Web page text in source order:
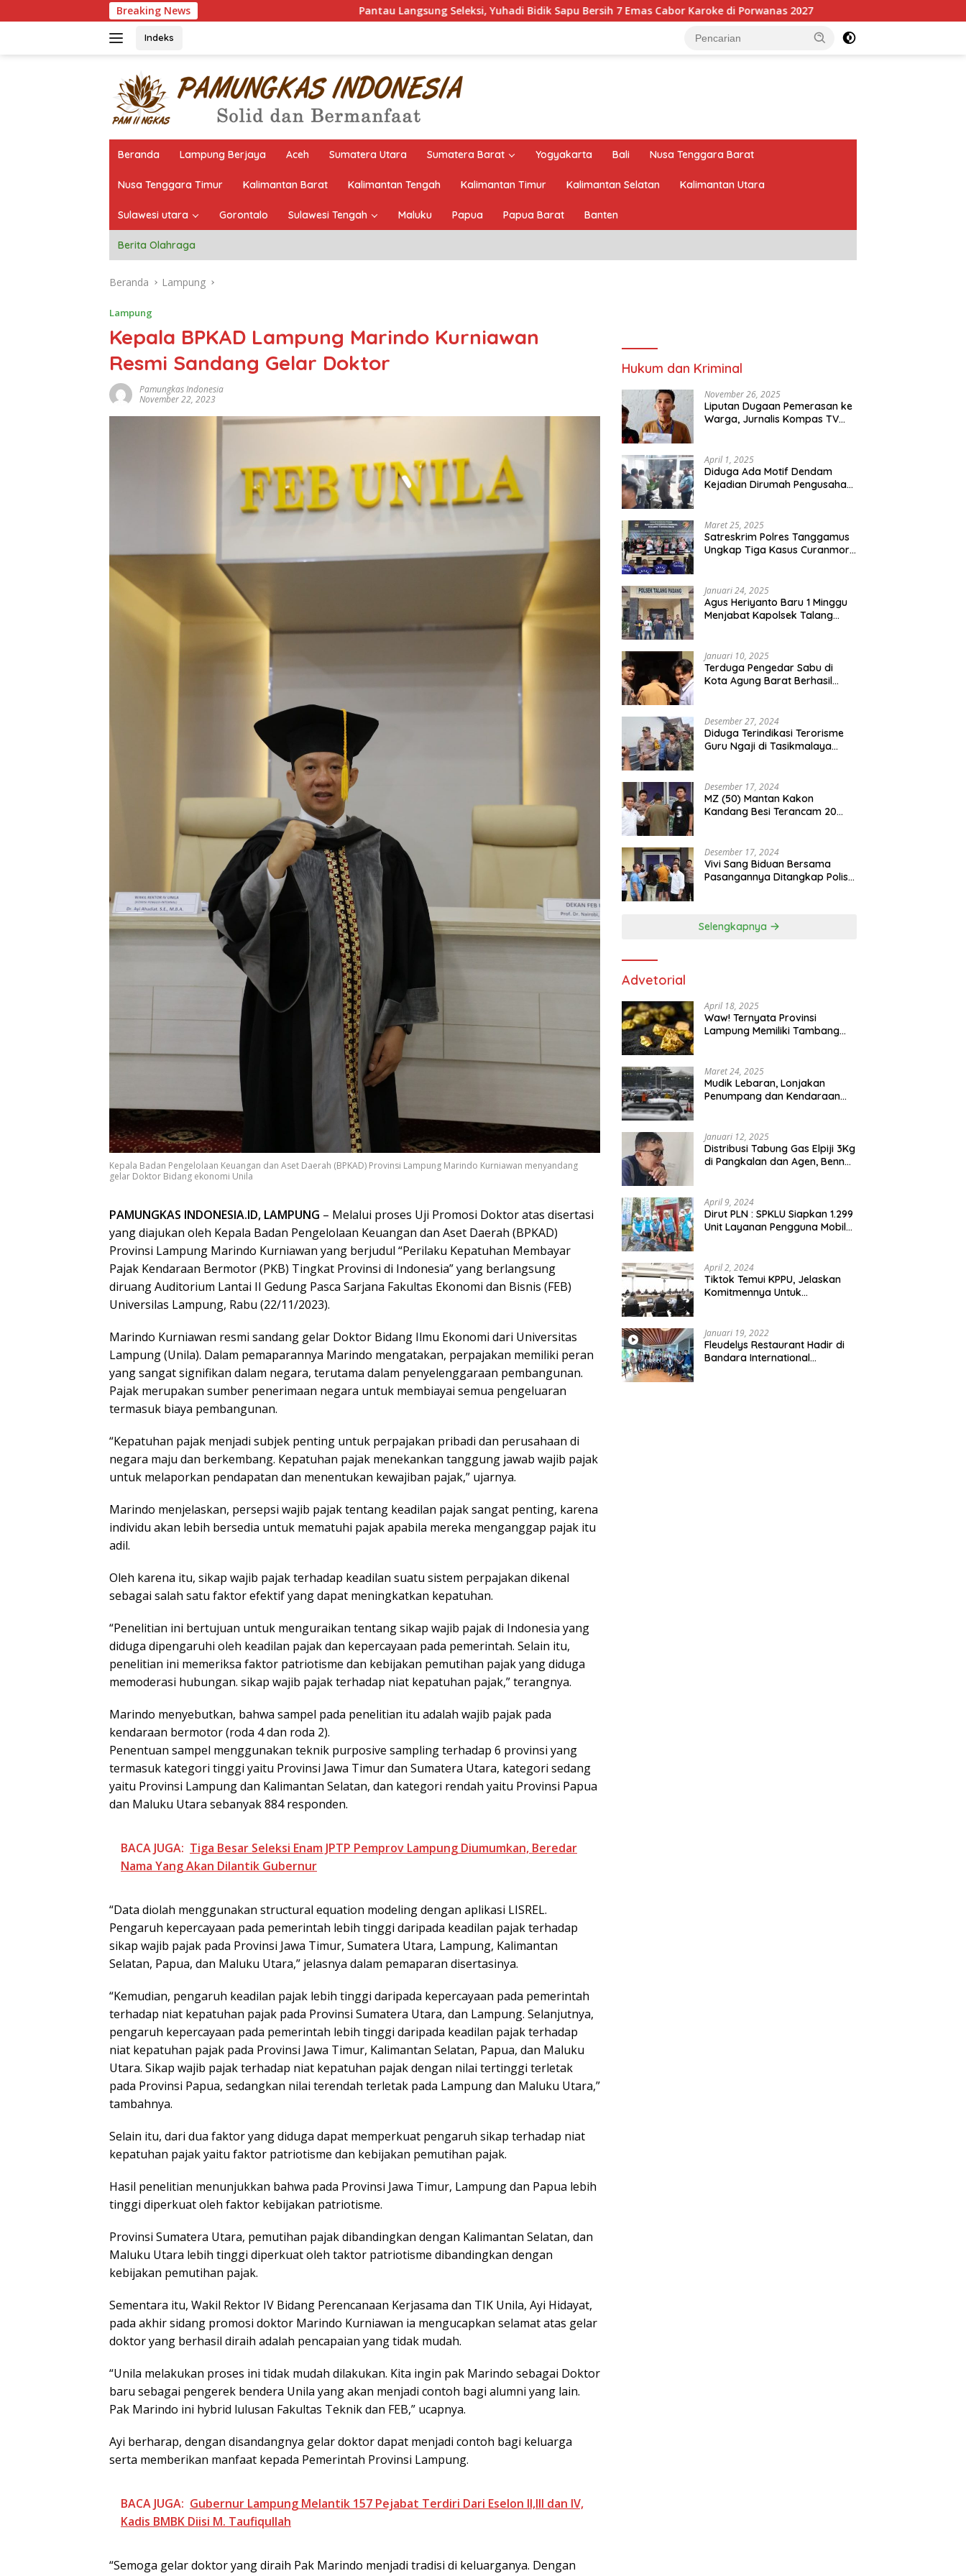
ke
Breaking News Pantau Langsung Seleksi, Yuhadi Bidik Sapu Bersih 7 Emas Cabor Karoke di Porwanas 2027 Pimpin HKTI Lampung, Mirza
Indeks
Beranda Lampung Berjaya Aceh Sumatera Utara Sumatera Barat Yogyakarta Bali Nusa Tenggara Barat
Nusa Tenggara Timur Kalimantan Barat Kalimantan Tengah Kalimantan Timur Kalimantan Selatan Kalimantan Utara
Sulawesi utara Gorontalo Sulawesi Tengah Maluku Papua Papua Barat Banten
Berita Olahraga
Beranda Lampung
Lampung
Kepala BPKAD Lampung Marindo Kurniawan
Resmi Sandang Gelar Doktor
Pamungkas Indonesia
November 22, 2023
Kepala Badan Pengelolaan Keuangan dan Aset Daerah (BPKAD) Provinsi Lampung Marindo Kurniawan menyandang
gelar Doktor Bidang ekonomi Unila
PAMUNGKAS INDONESIA.ID, LAMPUNG – Melalui proses Uji Promosi Doktor atas disertasi
yang diajukan oleh Kepala Badan Pengelolaan Keuangan dan Aset Daerah (BPKAD)
Provinsi Lampung Marindo Kurniawan yang berjudul “Perilaku Kepatuhan Membayar
Pajak Kendaraan Bermotor (PKB) Tingkat Provinsi di Indonesia” yang berlangsung
diruang Auditorium Lantai II Gedung Pasca Sarjana Fakultas Ekonomi dan Bisnis (FEB)
Universilas Lampung, Rabu (22/11/2023).
Marindo Kurniawan resmi sandang gelar Doktor Bidang Ilmu Ekonomi dari Universitas
Lampung (Unila). Dalam pemaparannya Marindo mengatakan, perpajakan memiliki peran
yang sangat signifikan dalam negara, terutama dalam penyelenggaraan pembangunan.
Pajak merupakan sumber penerimaan negara untuk membiayai semua pengeluaran
termasuk biaya pembangunan.
“Kepatuhan pajak menjadi subjek penting untuk perpajakan pribadi dan perusahaan di
negara maju dan berkembang. Kepatuhan pajak menekankan tanggung jawab wajib pajak
untuk melaporkan pendapatan dan menentukan kewajiban pajak,” ujarnya.
Marindo menjelaskan, persepsi wajib pajak tentang keadilan pajak sangat penting, karena
individu akan lebih bersedia untuk mematuhi pajak apabila mereka menganggap pajak itu
adil.
Oleh karena itu, sikap wajib pajak terhadap keadilan suatu sistem perpajakan dikenal
sebagai salah satu faktor efektif yang dapat meningkatkan kepatuhan.
“Penelitian ini bertujuan untuk menguraikan tentang sikap wajib pajak di Indonesia yang
diduga dipengaruhi oleh keadilan pajak dan kepercayaan pada pemerintah. Selain itu,
penelitian ini memeriksa faktor patriotisme dan kebijakan pemutihan pajak yang diduga
memoderasi hubungan. sikap wajib pajak terhadap niat kepatuhan pajak,” terangnya.
Marindo menyebutkan, bahwa sampel pada penelitian itu adalah wajib pajak pada
kendaraan bermotor (roda 4 dan roda 2).
Penentuan sampel menggunakan teknik purposive sampling terhadap 6 provinsi yang
termasuk kategori tinggi yaitu Provinsi Jawa Timur dan Sumatera Utara, kategori sedang
yaitu Provinsi Lampung dan Kalimantan Selatan, dan kategori rendah yaitu Provinsi Papua
dan Maluku Utara sebanyak 884 responden.
BACA JUGA: Tiga Besar Seleksi Enam JPTP Pemprov Lampung Diumumkan, Beredar
Nama Yang Akan Dilantik Gubernur
“Data diolah menggunakan structural equation modeling dengan aplikasi LISREL.
Pengaruh kepercayaan pada pemerintah lebih tinggi daripada keadilan pajak terhadap
sikap wajib pajak pada Provinsi Jawa Timur, Sumatera Utara, Lampung, Kalimantan
Selatan, Papua, dan Maluku Utara,” jelasnya dalam pemaparan disertasinya.
“Kemudian, pengaruh keadilan pajak lebih tinggi daripada kepercayaan pada pemerintah
terhadap niat kepatuhan pajak pada Provinsi Sumatera Utara, dan Lampung. Selanjutnya,
pengaruh kepercayaan pada pemerintah lebih tinggi daripada keadilan pajak terhadap
niat kepatuhan pajak pada Provinsi Jawa Timur, Kalimantan Selatan, Papua, dan Maluku
Utara. Sikap wajib pajak terhadap niat kepatuhan pajak dengan nilai tertinggi terletak
pada Provinsi Papua, sedangkan nilai terendah terletak pada Lampung dan Maluku Utara,”
tambahnya.
Selain itu, dari dua faktor yang diduga dapat memperkuat pengaruh sikap terhadap niat
kepatuhan pajak yaitu faktor patriotisme dan kebijakan pemutihan pajak.
Hasil penelitian menunjukkan bahwa pada Provinsi Jawa Timur, Lampung dan Papua lebih
tinggi diperkuat oleh faktor kebijakan patriotisme.
Provinsi Sumatera Utara, pemutihan pajak dibandingkan dengan Kalimantan Selatan, dan
Maluku Utara lebih tinggi diperkuat oleh taktor patriotisme dibandingkan dengan
kebijakan pemutihan pajak.
Sementara itu, Wakil Rektor IV Bidang Perencanaan Kerjasama dan TIK Unila, Ayi Hidayat,
pada akhir sidang promosi doktor Marindo Kurniawan ia mengucapkan selamat atas gelar
doktor yang berhasil diraih adalah pencapaian yang tidak mudah.
“Unila melakukan proses ini tidak mudah dilakukan. Kita ingin pak Marindo sebagai Doktor
baru sebagai pengerek bendera Unila yang akan menjadi contoh bagi alumni yang lain.
Pak Marindo ini hybrid lulusan Fakultas Teknik dan FEB,” ucapnya.
Ayi berharap, dengan disandangnya gelar doktor dapat menjadi contoh bagi keluarga
serta memberikan manfaat kepada Pemerintah Provinsi Lampung.
BACA JUGA: Gubernur Lampung Melantik 157 Pejabat Terdiri Dari Eselon II,III dan IV,
Kadis BMBK Diisi M. Taufiqullah
“Semoga gelar doktor yang diraih Pak Marindo menjadi tradisi di keluarganya. Dengan
Hukum dan Kriminal
November 26, 2025
Liputan Dugaan Pemerasan ke
Warga, Jurnalis Kompas TV
April 1, 2025
Diduga Ada Motif Dendam
Kejadian Dirumah Pengusaha
Maret 25, 2025
Satreskrim Polres Tanggamus
Ungkap Tiga Kasus Curanmor,
Januari 24, 2025
Agus Heriyanto Baru 1 Minggu
Menjabat Kapolsek Talang
Januari 10, 2025
Terduga Pengedar Sabu di
Kota Agung Barat Berhasil
Desember 27, 2024
Diduga Terindikasi Terorisme
Guru Ngaji di Tasikmalaya
Desember 17, 2024
MZ (50) Mantan Kakon
Kandang Besi Terancam 20
Desember 17, 2024
Vivi Sang Biduan Bersama
Pasangannya Ditangkap Polisi
Selengkapnya
Advetorial
April 18, 2025
Waw! Ternyata Provinsi
Lampung Memiliki Tambang
Maret 24, 2025
Mudik Lebaran, Lonjakan
Penumpang dan Kendaraan
Januari 12, 2025
Distribusi Tabung Gas Elpiji 3Kg
di Pangkalan dan Agen, Benny
Dalam Pengawasan
April 9, 2024
Dirut PLN : SPKLU Siapkan 1.299
Unit Layanan Pengguna Mobil
April 2, 2024
Tiktok Temui KPPU, Jelaskan
Komitmennya Untuk
Januari 19, 2022
Fleudelys Restaurant Hadir di
Bandara International